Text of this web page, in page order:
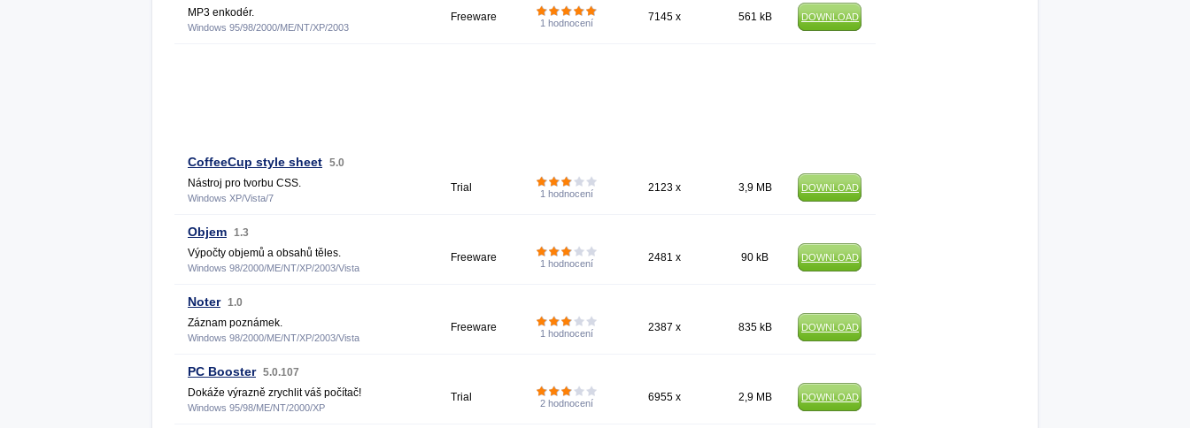
MP3 enkodér.
Windows 95/98/2000/ME/NT/XP/2003
Freeware 1 hodnocení 7145 x 561 kB DOWNLOAD
CoffeeCup style sheet 5.0
Nástroj pro tvorbu CSS.
Windows XP/Vista/7
Trial 1 hodnocení 2123 x 3,9 MB DOWNLOAD
Objem 1.3
Výpočty objemů a obsahů těles.
Windows 98/2000/ME/NT/XP/2003/Vista
Freeware 1 hodnocení 2481 x 90 kB DOWNLOAD
Noter 1.0
Záznam poznámek.
Windows 98/2000/ME/NT/XP/2003/Vista
Freeware 1 hodnocení 2387 x 835 kB DOWNLOAD
PC Booster 5.0.107
Dokáže výrazně zrychlit váš počítač!
Windows 95/98/ME/NT/2000/XP
Trial 2 hodnocení 6955 x 2,9 MB DOWNLOAD